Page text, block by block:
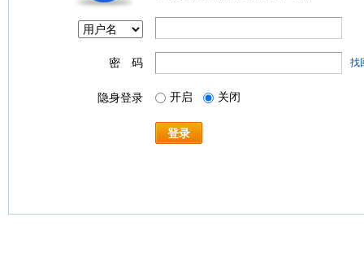
密 码 找
隐身登录 开启 关闭
登录